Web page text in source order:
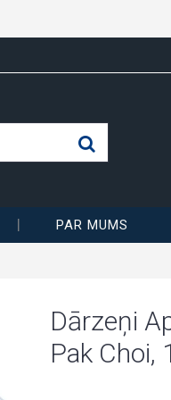
PAR MUMS
Dārzeņi
Pak Choi,